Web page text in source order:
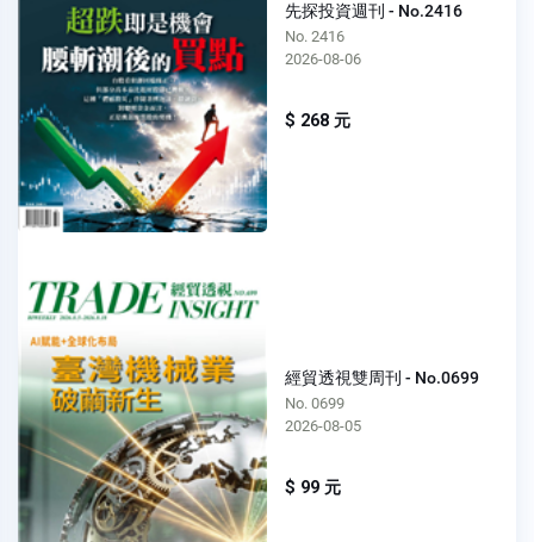
先探投資週刊 - No.2416
No. 2416
2026-08-06
$ 268 元
經貿透視雙周刊 - No.0699
No. 0699
2026-08-05
$ 99 元